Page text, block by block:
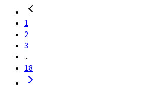
1
2
3
...
18